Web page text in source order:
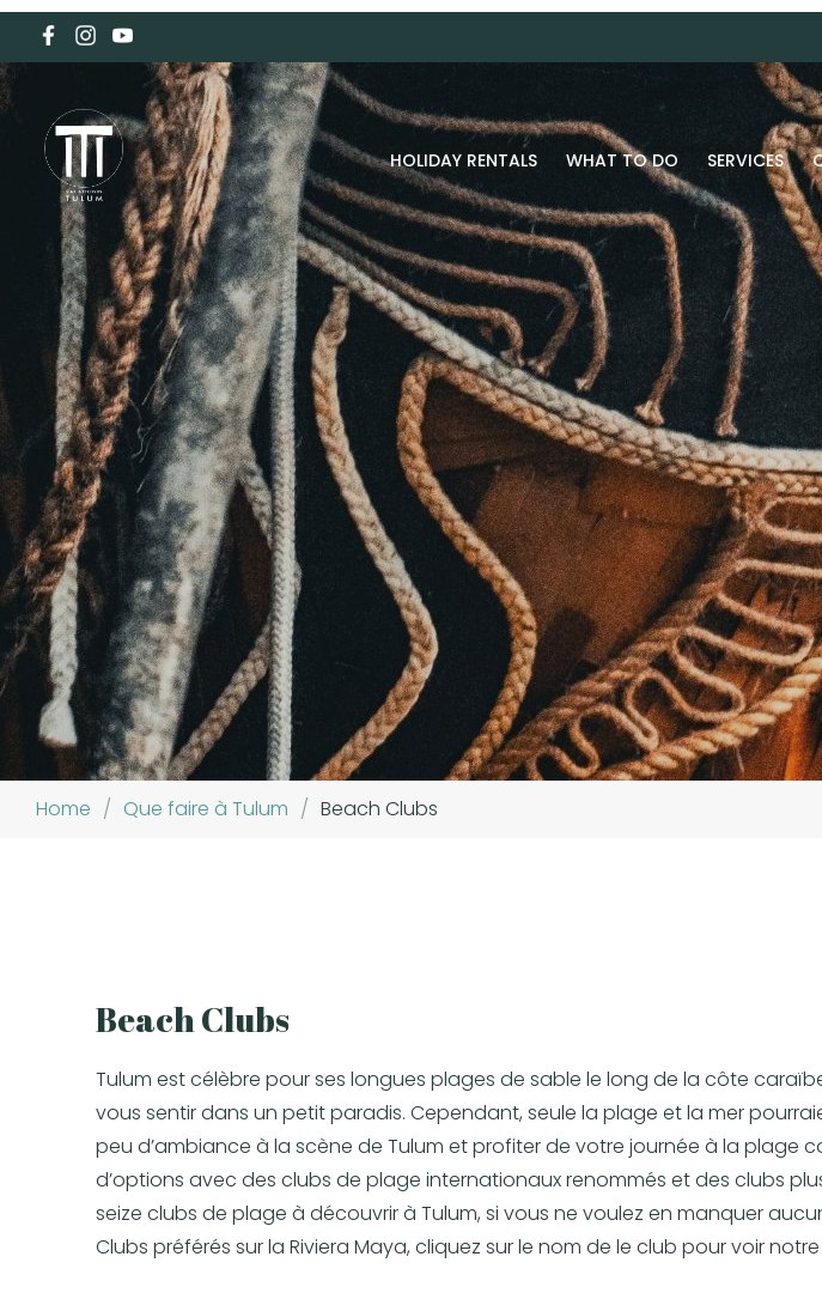
HOLIDAY RENTALS WHAT TO DO SERVICES
Home / Que faire à Tulum / Beach Clubs
Beach Clubs
Tulum est célèbre pour ses longues plages de sable le long de la côte
vous sentir dans un petit paradis. Cependant, seule la plage et la mer
peu d’ambiance à la scène de Tulum et profiter de votre journée à la
d’options avec des clubs de plage internationaux renommés et des clubs
seize clubs de plage à découvrir à Tulum, si vous ne voulez en manquer
Clubs préférés sur la Riviera Maya, cliquez sur le nom de le club pour voir